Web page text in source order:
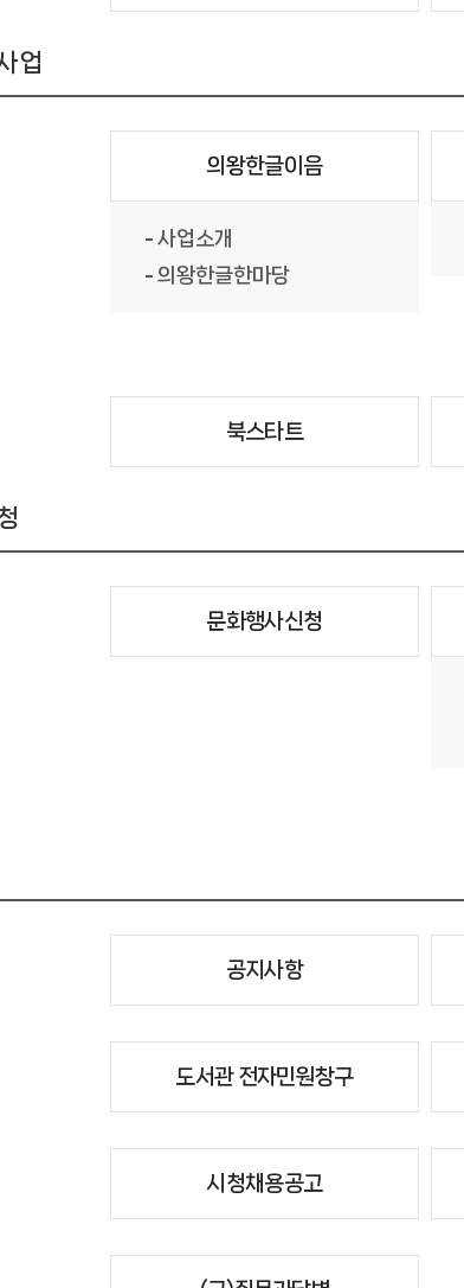
업
의왕한글이음
사업소개
의왕한글한마당
북스타트
문화행사신청
공지사항
도서관 전자민원창구
시청채용공고